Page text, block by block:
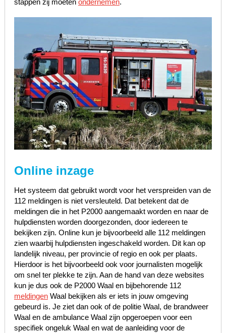
stappen zij moeten ondernemen.
Online inzage
Het systeem dat gebruikt wordt voor het verspreiden van de
112 meldingen is niet versleuteld. Dat betekent dat de
meldingen die in het P2000 aangemaakt worden en naar de
hulpdiensten worden doorgezonden, door iedereen te
bekijken zijn. Online kun je bijvoorbeeld alle 112 meldingen
zien waarbij hulpdiensten ingeschakeld worden. Dit kan op
landelijk niveau, per provincie of regio en ook per plaats.
Hierdoor is het bijvoorbeeld ook voor journalisten mogelijk
om snel ter plekke te zijn. Aan de hand van deze websites
kun je dus ook de P2000 Waal en bijbehorende 112
meldingenWaal bekijken als er iets in jouw omgeving
gebeurd is. Je ziet dan ook of de politie Waal, de brandweer
Waal en de ambulance Waal zijn opgeroepen voor een
specifiek ongeluk Waal en wat de aanleiding voor de